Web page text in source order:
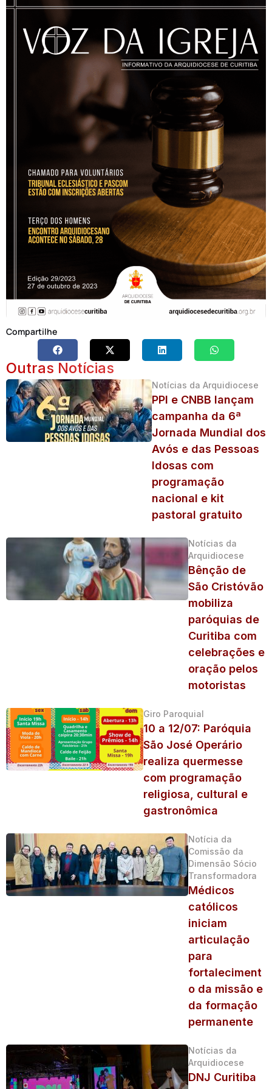
Compartilhe
Outras Notícias
Notícias da Arquidiocese
PPI e CNBB lançam
campanha da 6ª
Jornada Mundial dos
Avós e das Pessoas
Idosas com
programação
nacional e kit
pastoral gratuito
Notícias da
Arquidiocese
Bênção de
São Cristóvão
mobiliza
paróquias de
Curitiba com
celebrações e
oração pelos
motoristas
Giro Paroquial
10 a 12/07: Paróquia
São José Operário
realiza quermesse
com programação
religiosa, cultural e
gastronômica
Notícia da
Comissão da
Dimensão Sócio
Transformadora
Médicos
católicos
iniciam
articulação
para
fortaleciment
o da missão e
da formação
permanente
Notícias da
Arquidiocese
DNJ Curitiba